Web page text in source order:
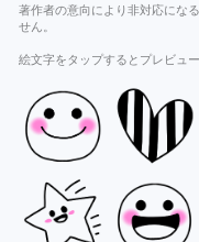
著作者の意向により非対応にな
せん。
絵文字をタップするとプレビュ